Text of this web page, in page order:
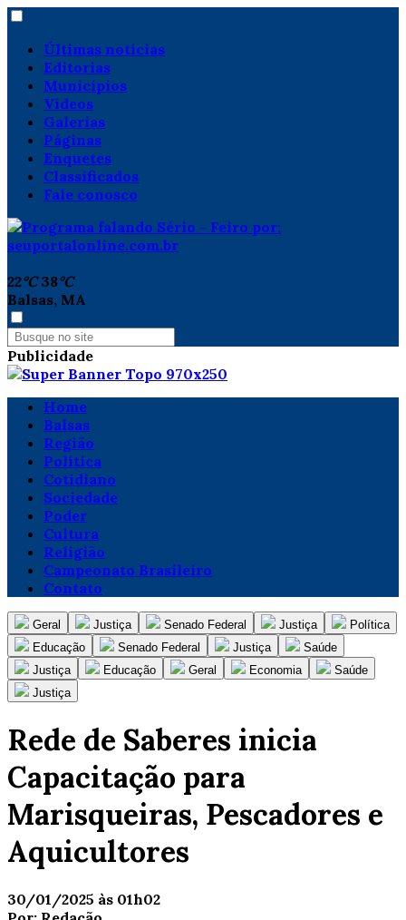
Últimas notícias
Editorias
Municípios
Vídeos
Galerias
Páginas
Enquetes
Classificados
Fale conosco
22°C 38°C
Balsas, MA
Publicidade
Home
Balsas
Região
Política
Cotidiano
Sociedade
Poder
Cultura
Religião
Campeonato Brasileiro
Contato
Geral Justiça Senado Federal Justiça
Política
Educação
Senado Federal Justiça
Saúde
Justiça
Educação Geral Economia
Saúde
Justiça
Rede de Saberes inicia
Capacitação para
Marisqueiras, Pescadores e
Aquicultores
30/01/2025 às 01h02